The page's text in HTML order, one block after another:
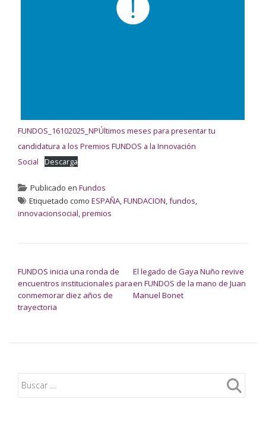
FUNDOS_16102025_NPÚltimos meses para presentar tu
candidatura a los Premios FUNDOS a la Innovación
Social
Descarga
Publicado en Fundos
Etiquetado como ESPAÑA,FUNDACION,fundos,
innovacionsocial,premios
FUNDOS inicia una ronda de
encuentros institucionales para
conmemorar diez años de
trayectoria
El legado de Gaya Nuño revive
en FUNDOS de la mano de Juan
Manuel Bonet